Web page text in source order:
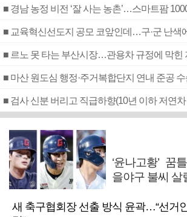
■ 경남 농정 비전 ‘잘 사는 농촌’…스마트팜
■ 교육혁신선도지 공모 코앞인데…구·군 난색
■ 르노 못 타는 부산시장…관용차 규정에 막힌
■ 마산 원도심 행정·주거복합단지 연내 준공
‘윤나고황’ 꿈
을야구 불씨 살
새 축구협회장 선출 방식 윤곽…“선거